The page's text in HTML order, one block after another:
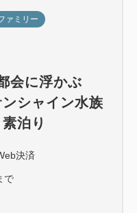
ァミリー
会に浮かぶ
ンシャイン水族
泊り
決済
で